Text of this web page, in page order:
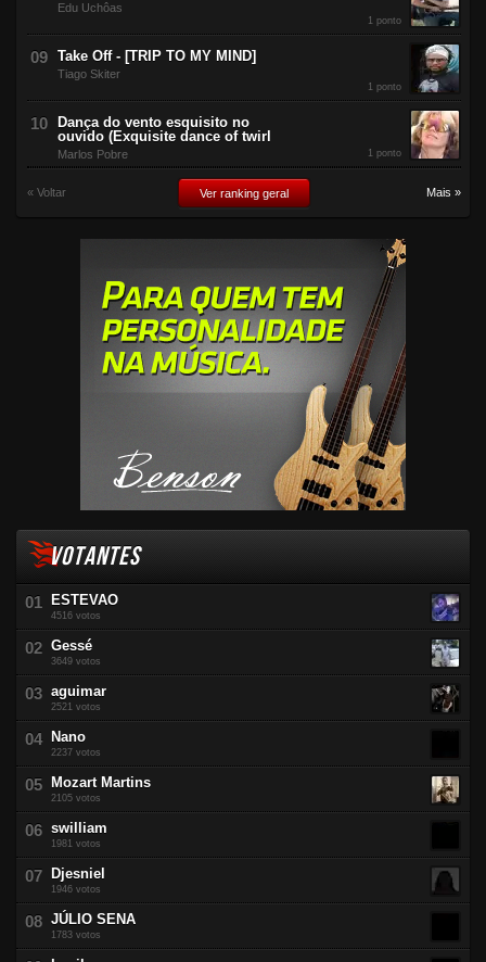
Edu Uchôas
1 ponto
Take Off - [TRIP TO MY MIND]
Tiago Skiter
1 ponto
Dança do vento esquisito no
ouvido (Exquisite dance of twirl
Marlos Pobre 1 ponto
« Voltar Ver ranking geral Mais »
VOTANTES
ESTEVAO
4516 votos
Gessé
3649 votos
aguimar
2521 votos
Nano
2237 votos
Mozart Martins
2105 votos
swilliam
1981 votos
Djesniel
1946 votos
JÚLIO SENA
1783 votos